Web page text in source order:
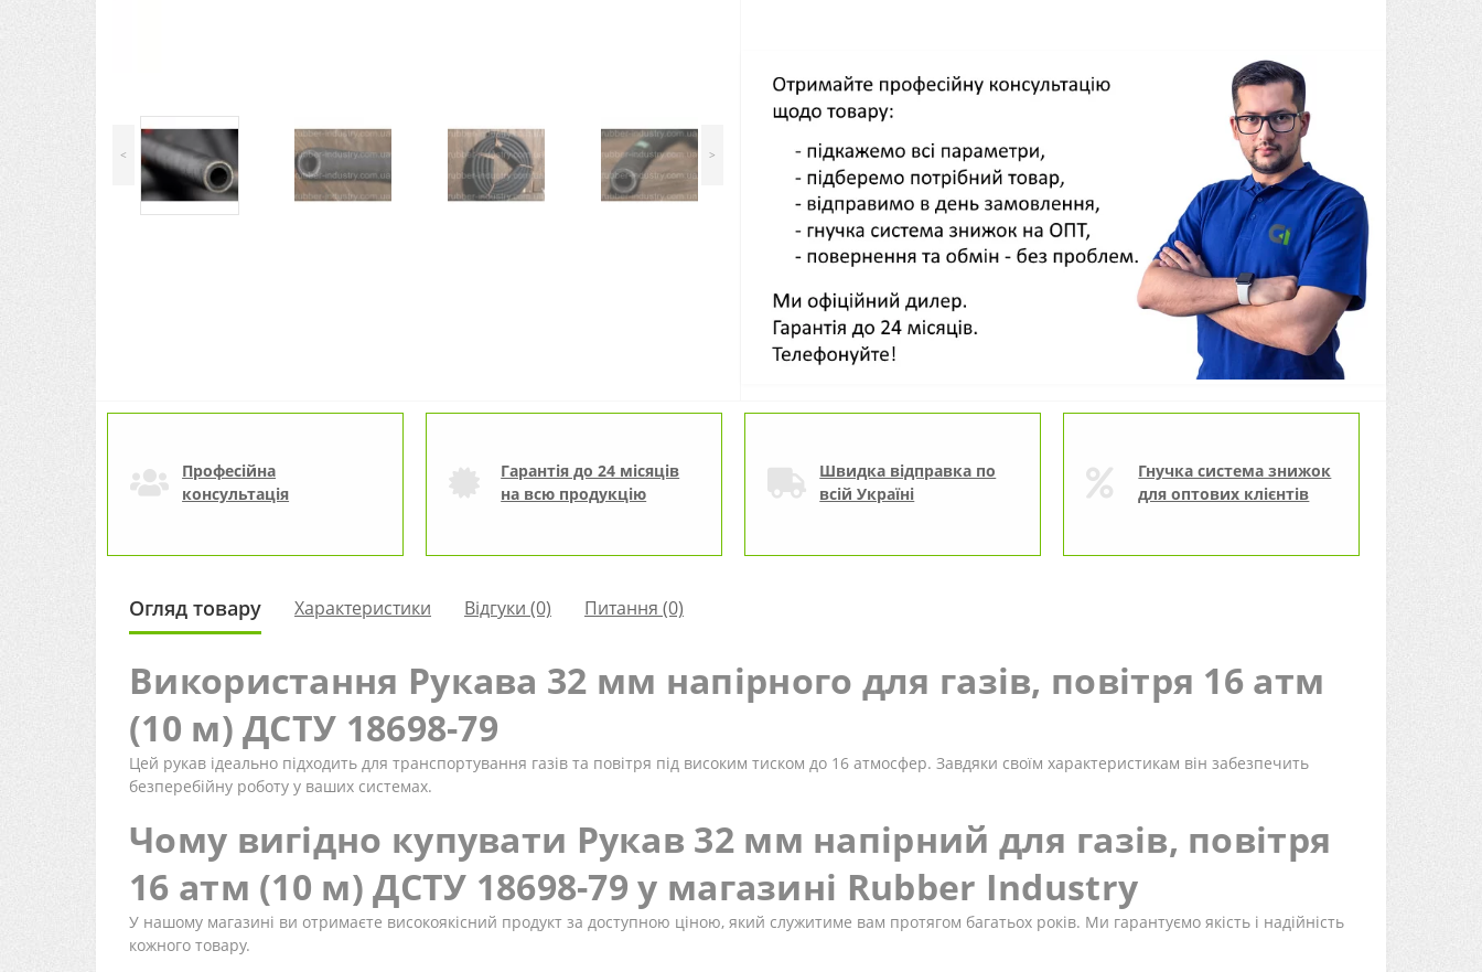
< >
Професійна
консультація
Гарантія до 24 місяців
на всю продукцію
Швидка відправка по
всій Україні
Гнучка система знижок
для оптових клієнтів
Огляд товару Характеристики Відгуки (0) Питання (0)
Використання Рукава 32 мм напірного для газів, повітря 16 атм
(10 м) ДСТУ 18698-79
Цей рукав ідеально підходить для транспортування газів та повітря під високим тиском до 16 атмосфер. Завдяки своїм характеристикам він забезпечить
безперебійну роботу у ваших системах.
Чому вигідно купувати Рукав 32 мм напірний для газів, повітря
16 атм (10 м) ДСТУ 18698-79 у магазині Rubber Industry
У нашому магазині ви отримаєте високоякісний продукт за доступною ціною, який служитиме вам протягом багатьох років. Ми гарантуємо якість і надійність
кожного товару.